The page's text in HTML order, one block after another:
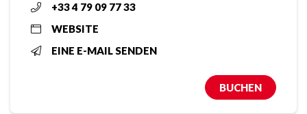
+33 4 79 09 77 33
WEBSITE
EINE E-MAIL SENDEN
BUCHEN